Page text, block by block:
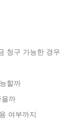
청구 가능한 경우
할까
까
여부까지